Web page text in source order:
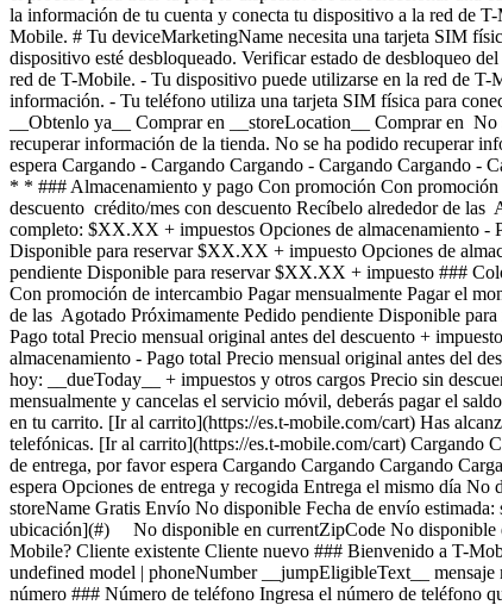
la información de tu cuenta y conecta tu dispositivo a la red de
Mobile. # Tu deviceMarketingName necesita una tarjeta SIM
dispositivo esté desbloqueado. Verificar estado de desbloqueo
red de T-Mobile. - Tu dispositivo puede utilizarse en la red de
información. - Tu teléfono utiliza una tarjeta SIM física para
__Obtenlo ya__ Comprar en __storeLocation__ Comprar en
recuperar información de la tienda. No se ha podido recuperar
espera Cargando - Cargando Cargando - Cargando Cargando -
* * ### Almacenamiento y pago Con promoción Con promoción
descuento crédito/mes con descuento Recíbelo alrededor de
completo: $XX.XX + impuestos Opciones de almacenamiento -
Disponible para reservar $XX.XX + impuesto Opciones de
pendiente Disponible para reservar $XX.XX + impuesto ###
Con promoción de intercambio Pagar mensualmente Pagar el
de las Agotado Próximamente Pedido pendiente Disponible
Pago total Precio mensual original antes del descuento +
almacenamiento - Pago total Precio mensual original antes del
hoy: __dueToday__ + impuestos y otros cargos Precio sin
mensualmente y cancelas el servicio móvil, deberás pagar el
en tu carrito. [Ir al carrito](https://es.t-mobile.com/cart) Has
telefónicas. [Ir al carrito](https://es.t-mobile.com/cart) Cargando
de entrega, por favor espera Cargando Cargando Cargando
espera Opciones de entrega y recogida Entrega el mismo día
storeName Gratis Envío No disponible Fecha de envío
ubicación](#) No disponible en currentZipCode No disponible
Mobile? Cliente existente Cliente nuevo ### Bienvenido a T-
undefined model | phoneNumber __jumpEligibleText__
número ### Número de teléfono Ingresa el número de teléfono